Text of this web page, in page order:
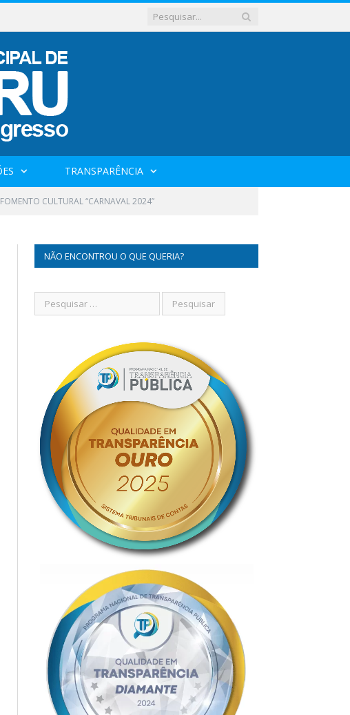
TRANSPARÊNCIA
CULTURAL “CARNAVAL 2024”
NÃO ENCONTROU O QUE QUERIA?